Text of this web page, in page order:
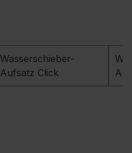
Wasserschieber-
Aufsatz Click